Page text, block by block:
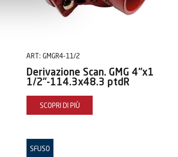
ART: GMGR4-11/2
Derivazione Scan. GMG 4"x1
1/2"-114.3x48.3 ptdR
SCOPRI DI PIÙ
SFUSO